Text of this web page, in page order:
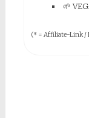
🌱
(* = Affiliate-Link /